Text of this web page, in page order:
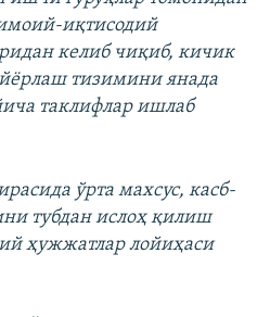
иқтисодий
келиб чиқиб, кичик
тизимини янада
таклифлар ишлаб
ўрта махсус, касб-
тубдан ислоҳ қилиш
ҳужжатлар лойиҳаси